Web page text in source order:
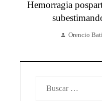
Hemorragia
Orencio